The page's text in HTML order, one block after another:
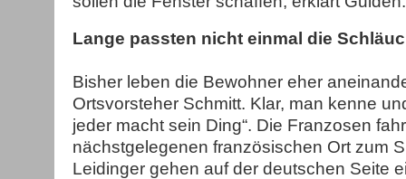
Lange passten nicht einmal die
Bisher leben die Bewohner eher
Ortsvorsteher Schmitt. Klar, man kenne
jeder macht sein Ding“. Die Franzosen
nächstgelegenen französischen Ort zum
Leidinger gehen auf der deutschen Seite